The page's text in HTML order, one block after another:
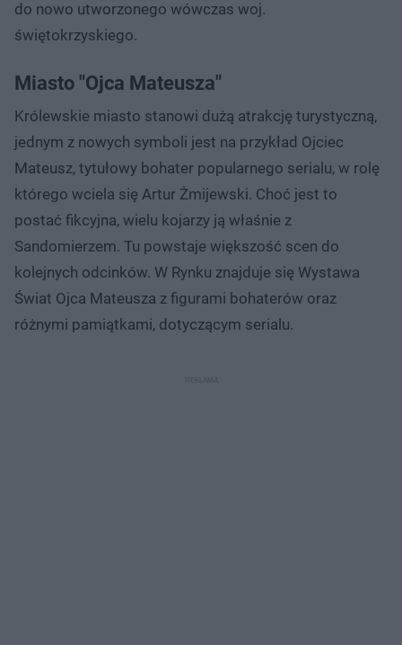
do nowo utworzonego wówczas woj.
świętokrzyskiego.
Miasto "Ojca Mateusza"
Królewskie miasto stanowi dużą atrakcję turystyczną,
jednym z nowych symboli jest na przykład Ojciec
Mateusz, tytułowy bohater popularnego serialu, w rolę
którego wciela się Artur Żmijewski. Choć jest to
postać fikcyjna, wielu kojarzy ją właśnie z
Sandomierzem. Tu powstaje większość scen do
kolejnych odcinków. W Rynku znajduje się Wystawa
Świat Ojca Mateusza z figurami bohaterów oraz
różnymi pamiątkami, dotyczącym serialu.